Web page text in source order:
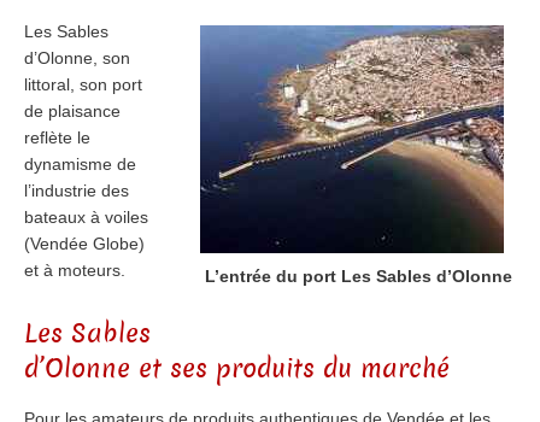
L’entrée du port Les Sables d’Olonne
Les Sables
d’Olonne, son
littoral, son port
de plaisance
reflète le
dynamisme de
l’industrie des
bateaux à voiles
(Vendée Globe)
et à moteurs.
Les Sables
d’Olonne et ses produits du marché